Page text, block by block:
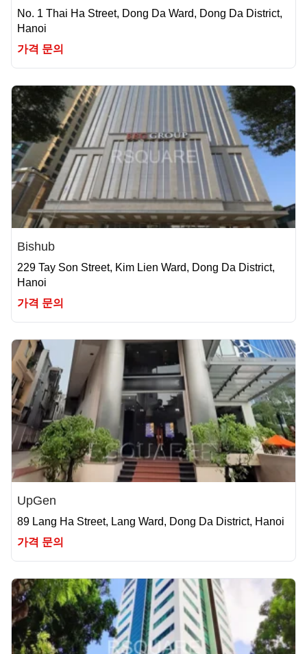
No. 1 Thai Ha Street, Dong Da Ward, Dong Da District,
Hanoi
가격 문의
Bishub
229 Tay Son Street, Kim Lien Ward, Dong Da District,
Hanoi
가격 문의
UpGen
89 Lang Ha Street, Lang Ward, Dong Da District, Hanoi
가격 문의